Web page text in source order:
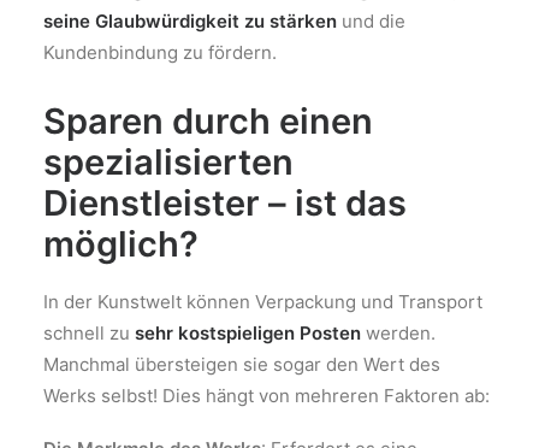
seine Glaubwürdigkeit zu stärken und die
Kundenbindung zu fördern.
Sparen durch einen
spezialisierten
Dienstleister – ist das
möglich?
In der Kunstwelt können Verpackung und Transport
schnell zu sehr kostspieligen Posten werden.
Manchmal übersteigen sie sogar den Wert des
Werks selbst! Dies hängt von mehreren Faktoren ab: